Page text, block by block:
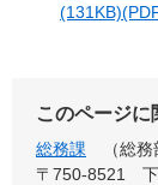
このページ
総務課
総務
〒750-8521